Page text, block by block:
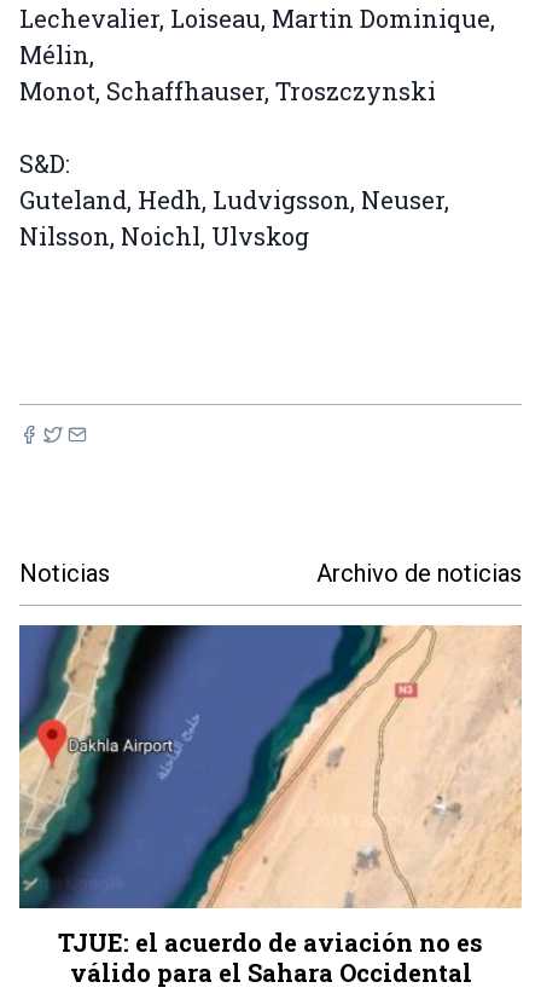
Lechevalier, Loiseau, Martin Dominique,
Mélin,
Monot, Schaffhauser, Troszczynski
S&D:
Guteland, Hedh, Ludvigsson, Neuser,
Nilsson, Noichl, Ulvskog
Noticias Archivo de noticias
TJUE: el acuerdo de aviación no es
válido para el Sahara Occidental